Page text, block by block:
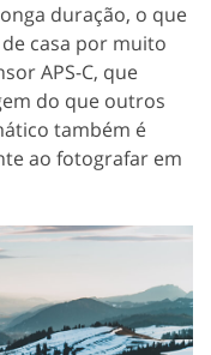
duração, o que
casa por muito
APS-C, que
do que outros
também é
ao fotografar em